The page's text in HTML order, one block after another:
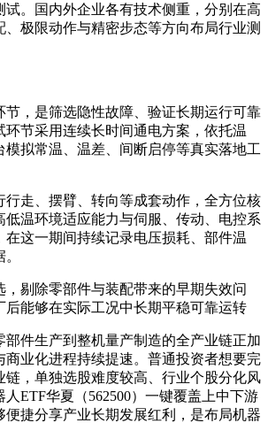
试。国内外企业各有技术侧重，分别在高
、极限动作与精密步态等方向布局行业测
节，是筛选隐性故障、验证长期运行可靠
环节采用连续长时间通电方案，依托温
模拟常温、温差、间断启停等真实落地工
行走、摆臂、转向等成套动作，全方位核
低温环境适应能力与伺服、传动、电控系
在这一期间持续记录电压损耗、部件温
，剔除零部件与装配带来的早期失效问
后能够在实际工况中长期平稳可靠运转
部件生产到整机量产制造的全产业链正加
商业化进程持续提速。普通投资者想要完
链，单独选股难度较高、行业个股分化风
人ETF华夏（562500）一键覆盖上中下游
便捷分享产业长期发展红利，是布局机器